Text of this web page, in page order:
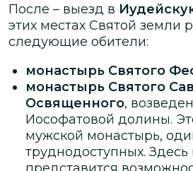
После – выезд в
этих местах Святой земли
следующие обители:
монастырь Святого
монастырь Святого
Освященного,
Иософатовой долины.
мужской монастырь,
труднодоступных. Здесь